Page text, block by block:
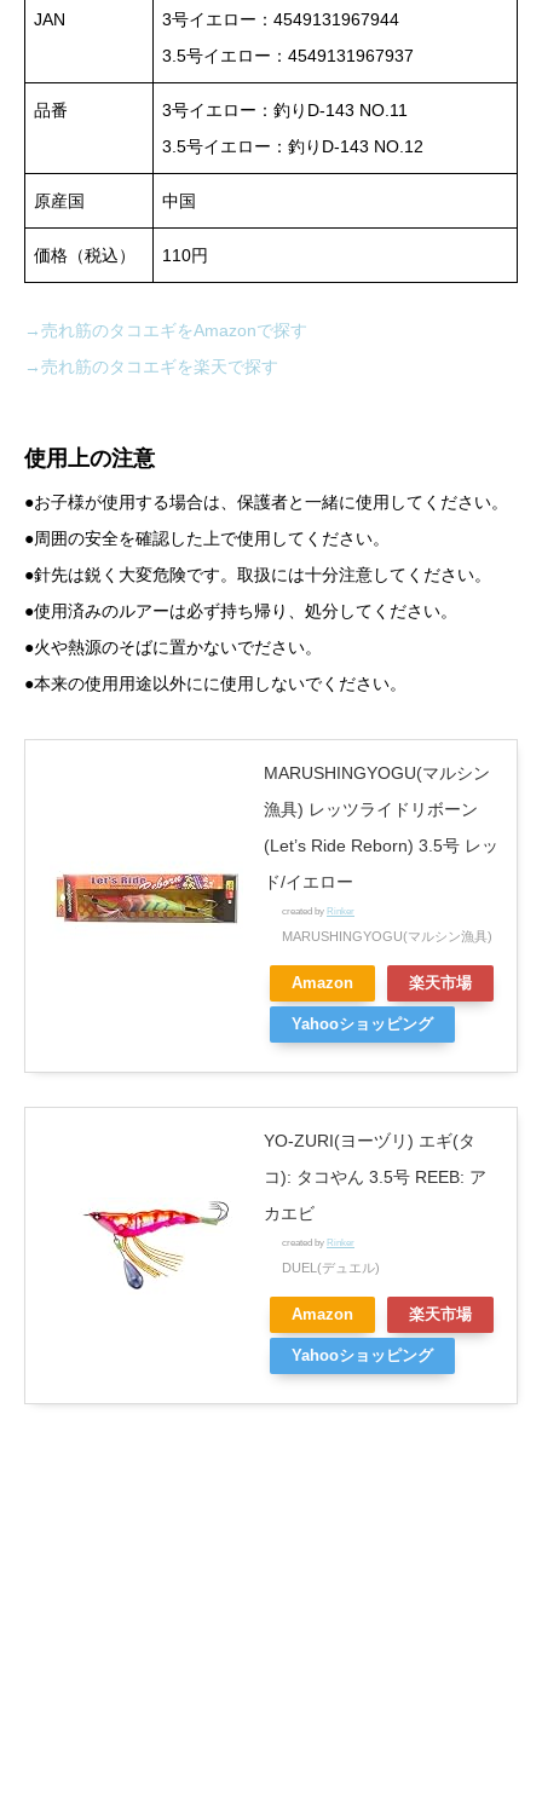
JAN
3号イエロー：4549131967944
3.5号イエロー：4549131967937
品番
3号イエロー：釣りD-143 NO.11
3.5号イエロー：釣りD-143 NO.12
原産国 中国
価格（税込） 110円
→売れ筋のタコエギをAmazonで探す
→売れ筋のタコエギを楽天で探す
使用上の注意
●お子様が使用する場合は、保護者と一緒に使用してください。
●周囲の安全を確認した上で使用してください。
●針先は鋭く大変危険です。取扱には十分注意してください。
●使用済みのルアーは必ず持ち帰り、処分してください。
●火や熱源のそばに置かないでださい。
●本来の使用用途以外にに使用しないでください。
MARUSHINGYOGU(マルシン
漁具) レッツライドリボーン
(Let’s Ride Reborn) 3.5号 レッ
ド/イエロー
created by Rinker
MARUSHINGYOGU(マルシン漁具)
Amazon 楽天市場
Yahooショッピング
YO-ZURI(ヨーヅリ) エギ(タ
コ): タコやん 3.5号 REEB: ア
カエビ
created by Rinker
DUEL(デュエル)
Amazon 楽天市場
Yahooショッピング